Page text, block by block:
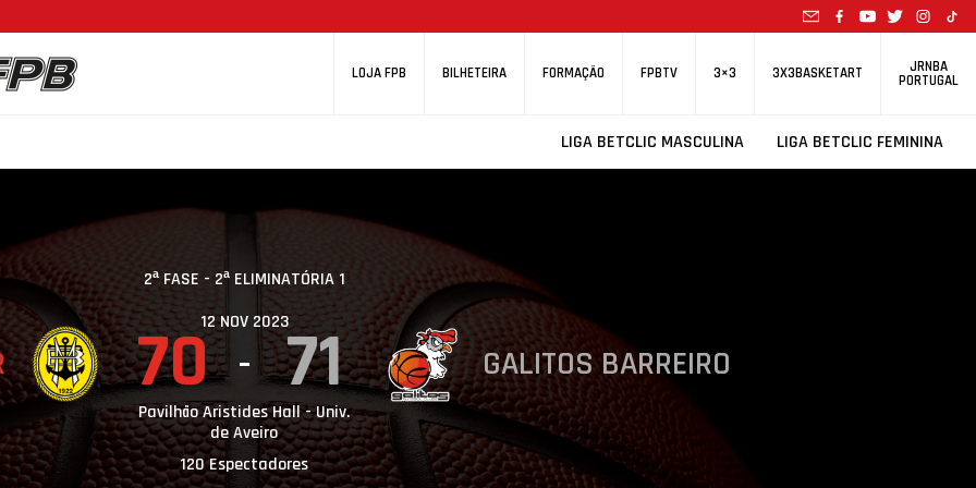
LOJA FPB BILHETEIRA FORMAÇÃO FPBTV 3×3 3X3BASKETART JRNBA
PORTUGAL
LIGA BETCLIC MASCULINA LIGA BETCLIC FEMININA
2ª FASE - 2ª ELIMINATÓRIA 1
12 NOV 2023
70 71 GALITOS BARREIRO
Pavilhão Aristides Hall - Univ.
de Aveiro
120 Espectadores